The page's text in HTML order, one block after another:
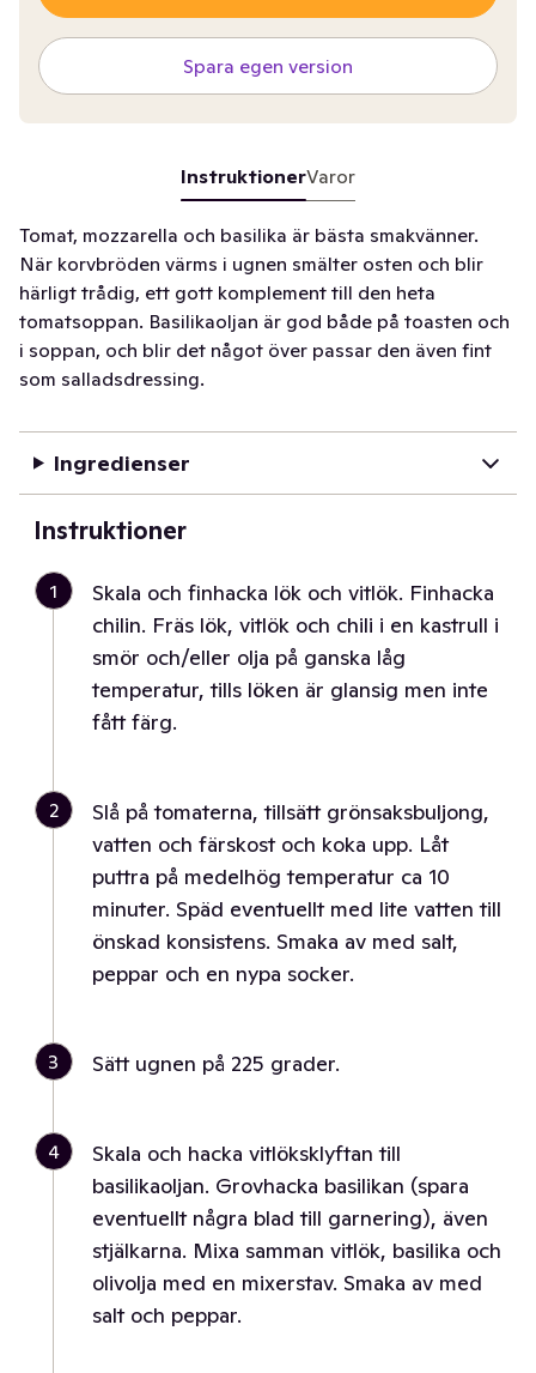
Spara egen version
InstruktionerVaror
Tomat, mozzarella och basilika är bästa smakvänner.
När korvbröden värms i ugnen smälter osten och blir
härligt trådig, ett gott komplement till den heta
tomatsoppan. Basilikaoljan är god både på toasten och
i soppan, och blir det något över passar den även fint
som salladsdressing.
Ingredienser
Instruktioner
1
Skala och finhacka lök och vitlök. Finhacka
chilin. Fräs lök, vitlök och chili i en kastrull i
smör och/eller olja på ganska låg
temperatur, tills löken är glansig men inte
fått färg.
2
Slå på tomaterna, tillsätt grönsaksbuljong,
vatten och färskost och koka upp. Låt
puttra på medelhög temperatur ca 10
minuter. Späd eventuellt med lite vatten till
önskad konsistens. Smaka av med salt,
peppar och en nypa socker.
3 Sätt ugnen på 225 grader.
4
Skala och hacka vitlöksklyftan till
basilikaoljan. Grovhacka basilikan (spara
eventuellt några blad till garnering), även
stjälkarna. Mixa samman vitlök, basilika och
olivolja med en mixerstav. Smaka av med
salt och peppar.